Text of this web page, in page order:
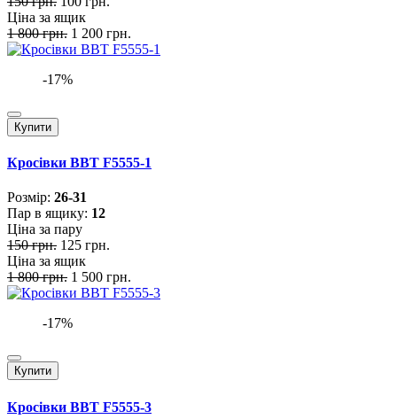
Ціна за ящик
1 800 грн. 1 200 грн.
-17%
Купити
Кросівки BBT F5555-1
Розмiр: 26-31
Пар в ящику: 12
Ціна за пару
150 грн. 125 грн.
Ціна за ящик
1 800 грн. 1 500 грн.
-17%
Купити
Кросівки BBT F5555-3